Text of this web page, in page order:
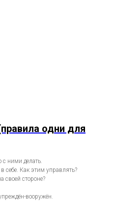
одни для
ними делать.
себе. Как этим управлять?
своей стороне?
вооружён.